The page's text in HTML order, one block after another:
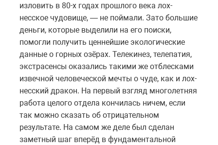
изловить в 80-х годах прошлого века лох-
несское чудовище, — не поймали. Зато большие
деньги, которые выделили на его поиски,
помогли получить ценнейшие экологические
данные о горных озёрах. Телекинез, телепатия,
экстрасенсы оказались такими же отблесками
извечной человеческой мечты о чуде, как и лох-
несский дракон. На первый взгляд многолетняя
работа целого отдела кончилась ничем, если
так можно сказать об отрицательном
результате. На самом же деле был сделан
заметный шаг вперёд в фундаментальной